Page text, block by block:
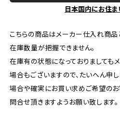
日本国内にお住
こちらの商品はメーカー仕入れ商品
在庫数量が把握できません。
在庫有の状態になっておりましても
場合もございますので、たいへん申
場合や確実にお買い求めご希望の
問合せ頂きますようお願い致します。